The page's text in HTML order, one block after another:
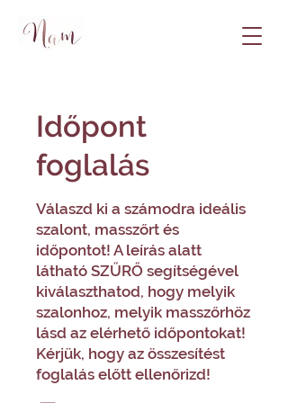
Időpont
foglalás
Válaszd ki a számodra ideális
szalont, masszőrt és
időpontot! A leírás alatt
látható SZŰRŐ segítségével
kiválaszthatod, hogy melyik
szalonhoz, melyik masszőrhöz
lásd az elérhető időpontokat!
Kérjük, hogy az összesítést
foglalás előtt ellenőrizd!